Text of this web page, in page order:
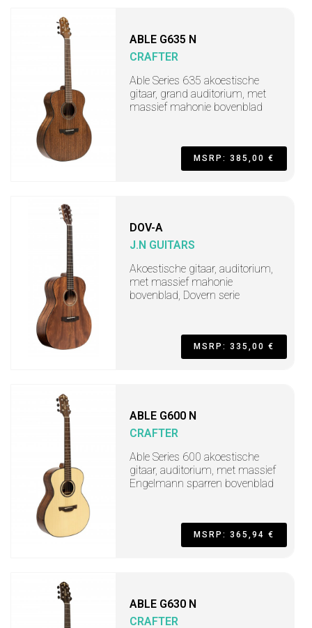
ABLE G635 N
CRAFTER
Able Series 635 akoestische
gitaar, grand auditorium, met
massief mahonie bovenblad
MSRP: 385,00 €
DOV-A
J.N GUITARS
Akoestische gitaar, auditorium,
met massief mahonie
bovenblad, Dovern serie
MSRP: 335,00 €
ABLE G600 N
CRAFTER
Able Series 600 akoestische
gitaar, auditorium, met massief
Engelmann sparren bovenblad
MSRP: 365,94 €
ABLE G630 N
CRAFTER